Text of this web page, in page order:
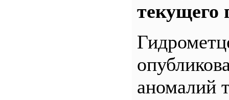
текущего
аномалий